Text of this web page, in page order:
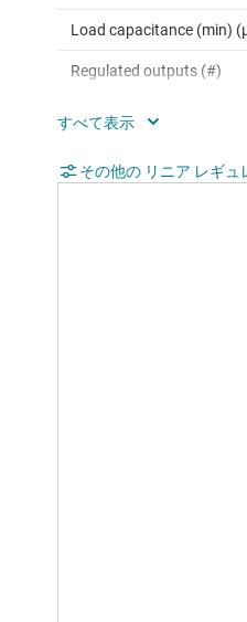
Load capacitance (min)
Regulated outputs (#)
Accuracy (%)
その他の リニア レギ